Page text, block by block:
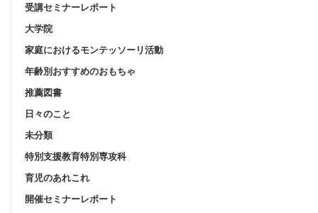
受講セミナーレポート
大学院
家庭におけるモンテッソーリ活動
年齢別おすすめのおもちゃ
推薦図書
日々のこと
未分類
特別支援教育特別専攻科
育児のあれこれ
開催セミナーレポート